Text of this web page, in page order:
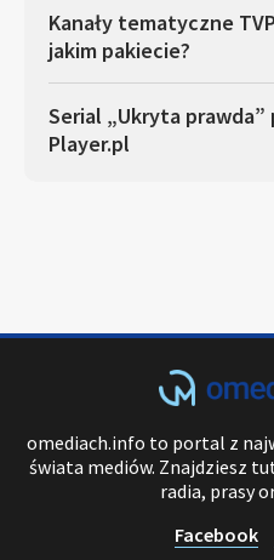
Kanały tematyczne
jakim pakiecie?
Serial „Ukryta
Player.pl
omediach.info to portal z
świata mediów. Znajdziesz
radia, prasy
Facebook